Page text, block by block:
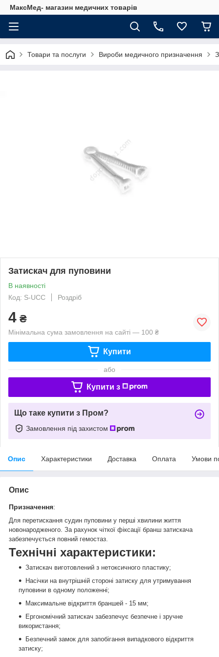
МаксМед- магазин медичних товарів
Товари та послуги Вироби медичного призначення
Затискач для пуповини
В наявності
Код: S-UCC
Роздріб
4 ₴
Мінімальна сума замовлення на сайті — 100 ₴
Купити
або
Купити з
Що таке купити з Пром?
Замовлення під захистом
Опис Характеристики Доставка Оплата Умови
Опис
Призначення:
Для перетискання судин пуповини у перші хвилини життя
новонародженого. За рахунок чіткої фіксації бранш затискача
забезпечується повний гемостаз.
Технічні характеристики:
Затискач виготовлений з нетоксичного пластику;
Насічки на внутрішній стороні затиску для утримування
пуповини в одному положенні;
Максимальне відкриття браншей - 15 мм;
Ергономічний затискач забезпечує безпечне і зручне
використання;
Безпечний замок для запобігання випадкового відкриття
затиску;